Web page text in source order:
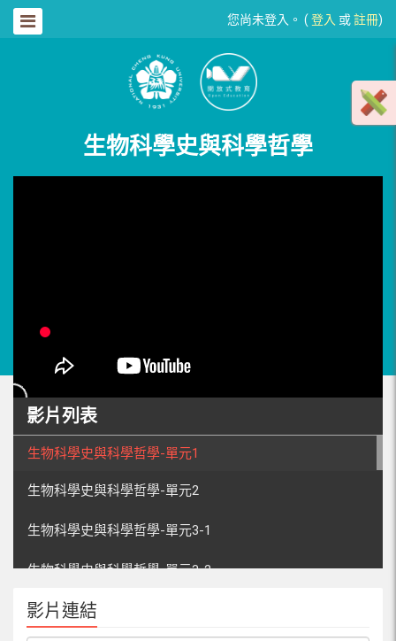
您尚未登入。 ( 登入 或註冊)
生物科學史與科學哲學
影片列表
生物科學史與科學哲學-單元1
生物科學史與科學哲學-單元2
生物科學史與科學哲學-單元3-1
生物科學史與科學哲學-單元3-2
生物科學史與科學哲學-單元4
影片連結